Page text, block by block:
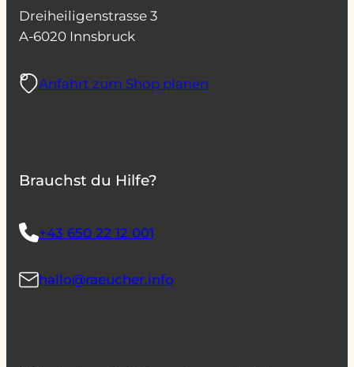
Dreiheiligenstrasse 3
A-6020 Innsbruck
Anfahrt zum Shop planen
Brauchst du Hilfe?
+43 650 22 12 001
hallo@raeucher.info